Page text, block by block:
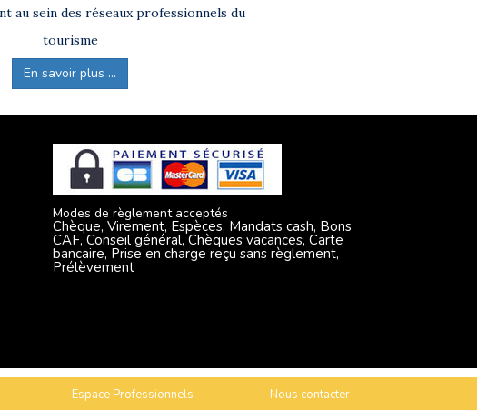
au sein des réseaux professionnels du
tourisme
En savoir plus ...
Modes de règlement acceptés
Chèque, Virement, Espèces, Mandats cash, Bons
CAF, Conseil général, Chèques vacances, Carte
bancaire, Prise en charge reçu sans règlement,
Prélèvement
Espace Professionnels Nous contacter